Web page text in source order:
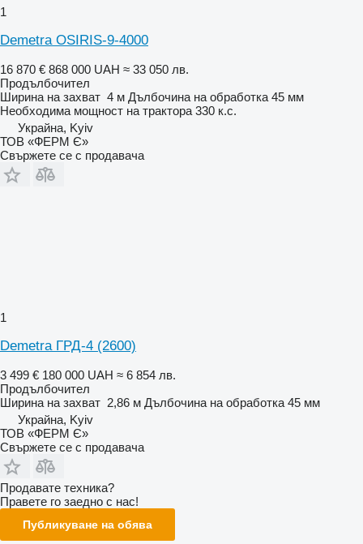
1
Demetra OSIRIS-9-4000
16 870 € 868 000 UAH ≈ 33 050 лв.
Продълбочител
Ширина на захват 4 м Дълбочина на обработка 45 мм
Необходима мощност на трактора 330 к.с.
Украйна, Kyiv
ТОВ «ФЕРМ Є»
Свържете се с продавача
1
Demetra ГРД-4 (2600)
3 499 € 180 000 UAH ≈ 6 854 лв.
Продълбочител
Ширина на захват 2,86 м Дълбочина на обработка 45 мм
Украйна, Kyiv
ТОВ «ФЕРМ Є»
Свържете се с продавача
Продавате техника?
Правете го заедно с нас!
Публикуване на обява